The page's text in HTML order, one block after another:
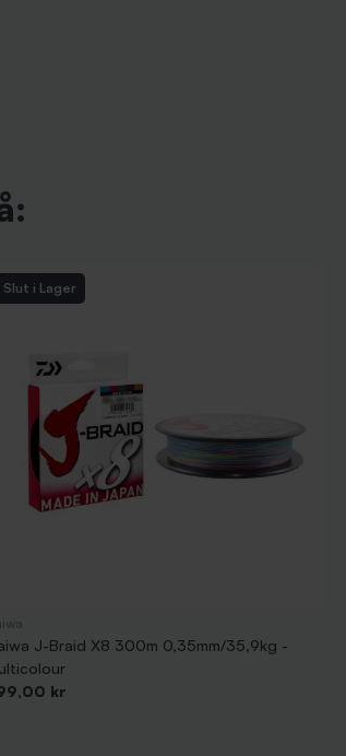
Slut i Lager
J-Braid X8 300m 0,35mm/35,9kg -
kr